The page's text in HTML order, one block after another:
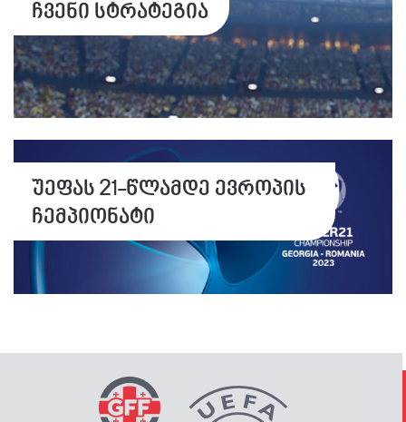
ჩვენი სტრატეგია
უეფას 21-წლამდე ევროპის
ჩემპიონატი